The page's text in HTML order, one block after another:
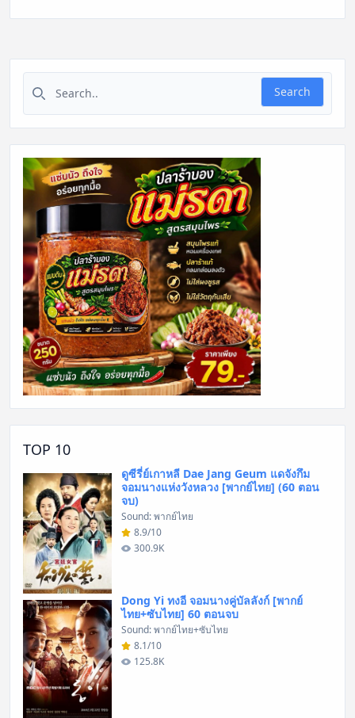
Search
TOP 10
ดูซีรี่ย์เกาหลี Dae Jang Geum แดจังกึม
จอมนางแห่งวังหลวง [พากย์ไทย] (60 ตอน
จบ)
Sound: พากย์ไทย
8.9/10
300.9K
Dong Yi ทงอี จอมนางคู่บัลลังก์ [พากย์
ไทย+ซับไทย] 60 ตอนจบ
Sound: พากย์ไทย+ซับไทย
8.1/10
125.8K